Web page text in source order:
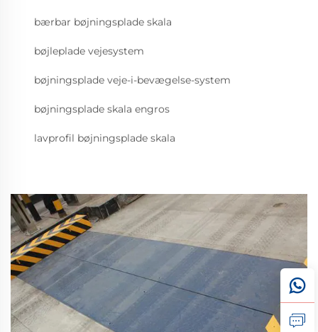
bærbar bøjningsplade skala
bøjleplade vejesystem
bøjningsplade veje-i-bevægelse-system
bøjningsplade skala engros
lavprofil bøjningsplade skala